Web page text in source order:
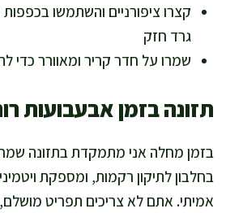
קצרו ציפורניים והשתמשו
גרד חזק
שמרו על חדר קריר ומאוורר כדי
תזונה בזמן אבעבועות
בזמן מחלה אני מתמקדת בתזונה
בחלבון לתיקון רקמות, ומספקת
אמיתי. אתם לא צריכים תפריט